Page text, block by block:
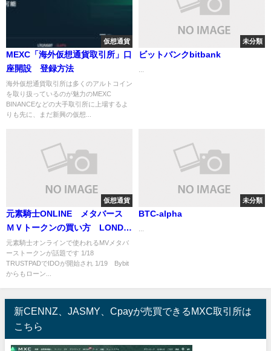
仮想通貨
MEXC「海外仮想通貨取引所」口
座開設 登録方法
海外仮想通貨取引所は多くのアルトコイン
を取り扱っているのが魅力のMEXC
BINANCEなどの大手取引所に上場するよ
りも先に、まだ新興の仮想...
未分類
ビットバンクbitbank
仮想通貨
元素騎士ONLINE メタバース
ＭＶトークンの買い方 LONDは
これから
元素騎士オンラインで使われるMVメタバ
ーストークンが話題です 1/18
TRUSTPADでIDOが開始され 1/19 Bybit
からもローン...
未分類
BTC-alpha
新CENNZ、JASMY、Cpayが売買できるMXC取引所は
こちら